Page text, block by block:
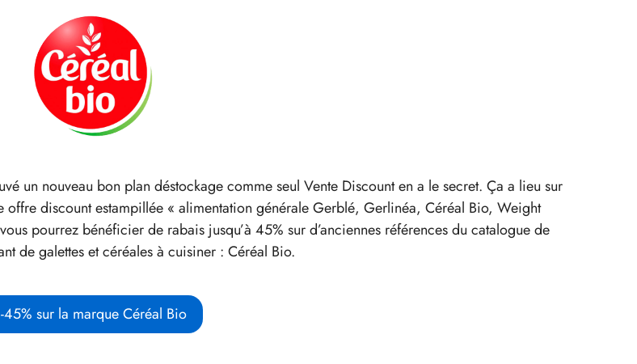
un nouveau bon plan déstockage comme seul Vente Discount en a le secret. Ça a lieu sur
discount estampillée « alimentation générale Gerblé, Gerlinéa, Céréal Bio, Weight
pourrez bénéficier de rabais jusqu’à 45% sur d’anciennes références du catalogue de
de galettes et céréales à cuisiner : Céréal Bio.
-45% sur la marque Céréal Bio